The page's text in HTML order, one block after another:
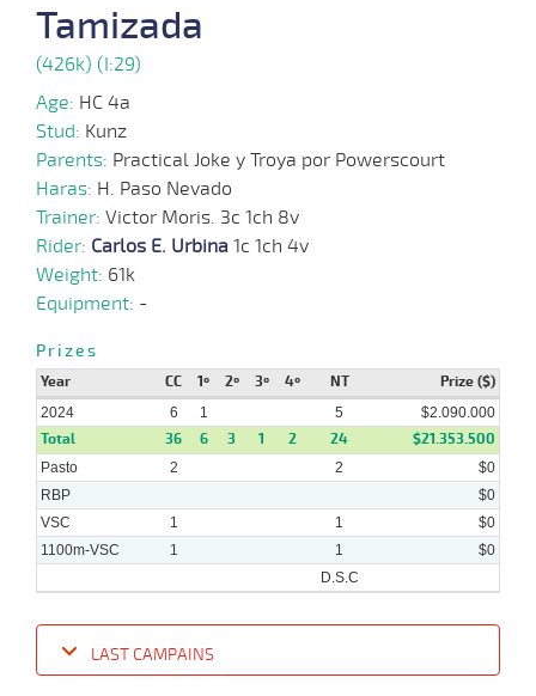
Tamizada
(426k) (I:29)
Age: HC 4a
Stud: Kunz
Parents: Practical Joke y Troya por Powerscourt
Haras: H. Paso Nevado
Trainer: Victor Moris. 3c 1ch 8v
Rider: Carlos E. Urbina 1c 1ch 4v
Weight: 61k
Equipment: -
Prizes
Year CC 1º 2º 3º 4º NT Prize ($)
2024 6 1 5 $2.090.000
Total 36 6 3 1 2 24 $21.353.500
Pasto 2 2
$0
RBP
$0
VSC
1 1
$0
1100m-VSC
1 1
$0
D.S.C
LAST CAMPAINS